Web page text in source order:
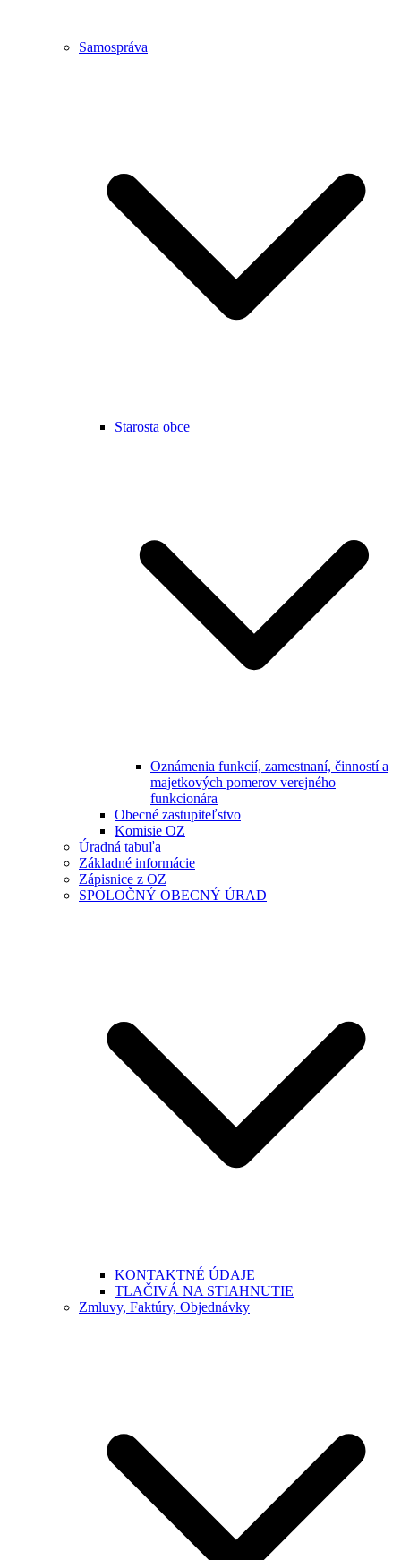
Samospráva
Starosta obce
Oznámenia funkcií, zamestnaní, činností a
majetkových pomerov verejného
funkcionára
Obecné zastupiteľstvo
Komisie OZ
Úradná tabuľa
Základné informácie
Zápisnice z OZ
SPOLOČNÝ OBECNÝ ÚRAD
KONTAKTNÉ ÚDAJE
TLAČIVÁ NA STIAHNUTIE
Zmluvy, Faktúry, Objednávky